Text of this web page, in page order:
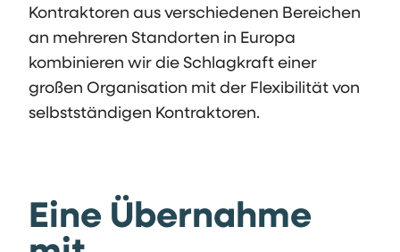
Kontraktoren aus verschiedenen Bereichen
an mehreren Standorten in Europa
kombinieren wir die Schlagkraft einer
großen Organisation mit der Flexibilität von
selbstständigen Kontraktoren.
Eine Übernahme